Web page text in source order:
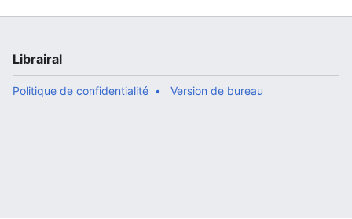
Librairal
Politique de confidentialité Version de bureau